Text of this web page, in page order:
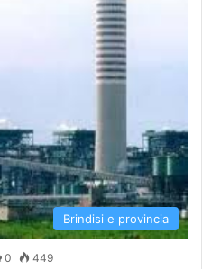
Brindisi e provincia
0 449